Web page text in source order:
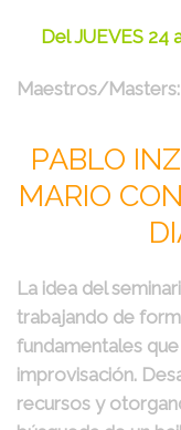
Del JUEVES 24
Maestros/Masters:
PABLO
MARIO
La idea del
trabajando de
fundamentales
improvisación.
recursos y